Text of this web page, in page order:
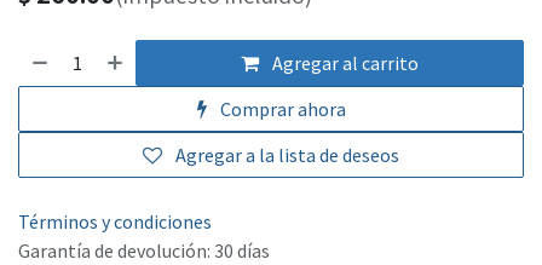
Agregar al carrito
Comprar ahora
Agregar a la lista de deseos
Términos y condiciones
Garantía de devolución: 30 días